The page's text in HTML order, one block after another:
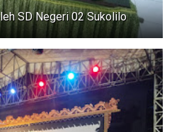
SD Negeri 02 Sukolilo